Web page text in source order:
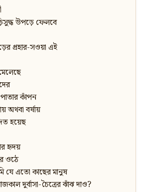
উপড়ে ফেলবে
প্রহার-সওয়া এই
কাঁপন
অথবা বর্ষায়
হয়েছ
হৃদয়
ওঠে
এতো কাছের মানুষ
দুর্বাসা-চৈত্রের ঝাঁঝ দাও?